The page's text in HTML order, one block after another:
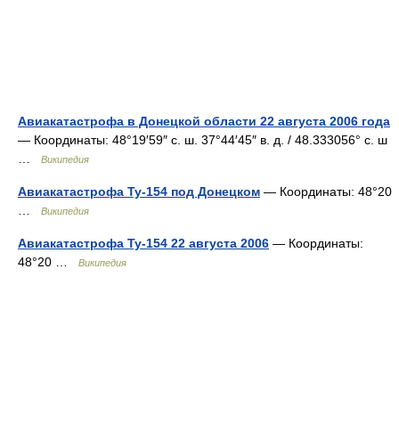
Авиакатастрофа в Донецкой области 22 августа 2006 года
— Координаты: 48°19′59″ с. ш. 37°44′45″ в. д. / 48.333056° с. ш
…
Википедия
Авиакатастрофа Ту-154 под Донецком — Координаты: 48°20
…
Википедия
Авиакатастрофа Ту-154 22 августа 2006 — Координаты:
48°20 …
Википедия